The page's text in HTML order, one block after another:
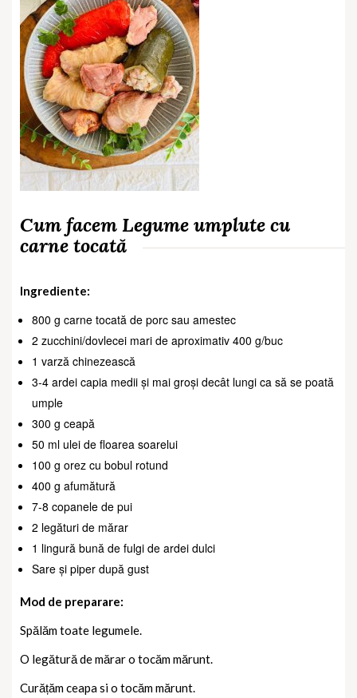
Cum facem Legume umplute cu
carne tocată
Ingrediente:
800 g carne tocată de porc sau amestec
2 zucchini/dovlecei mari de aproximativ 400 g/buc
1 varză chinezească
3-4 ardei capia medii și mai groși decât lungi ca să se poată
umple
300 g ceapă
50 ml ulei de floarea soarelui
100 g orez cu bobul rotund
400 g afumătură
7-8 copanele de pui
2 legături de mărar
1 lingură bună de fulgi de ardei dulci
Sare și piper după gust
Mod de preparare:
Spălăm toate legumele.
O legătură de mărar o tocăm mărunt.
Curățăm ceapa si o tocăm mărunt.